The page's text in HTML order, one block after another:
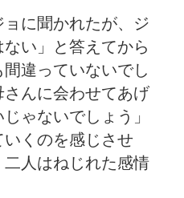
に聞かれたが、ジ
い」と答えてから
間違っていないでし
さんに会わせてあげ
ゃないでしょう」
くのを感じさせ
人はねじれた感情